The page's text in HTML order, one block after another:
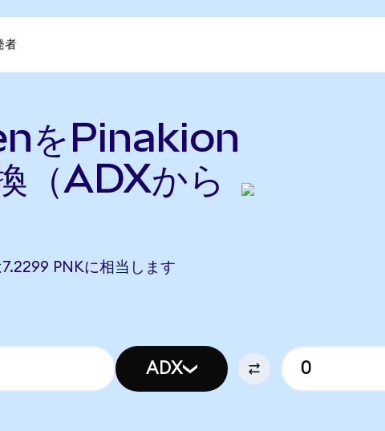
者
をPinakion
（ADXから
PNKに相当します
ADX